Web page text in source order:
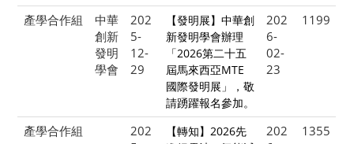
產學合作組
中華
創新
發明
學會
202
5-
12-
29
【發明展】中華創
新發明學會辦理
「2026第二十五
屆馬來西亞MTE
國際發明展」，敬
請踴躍報名參加。
202
6-
02-
23
1199
產學合作組
202
【轉知】2026先
202
1355